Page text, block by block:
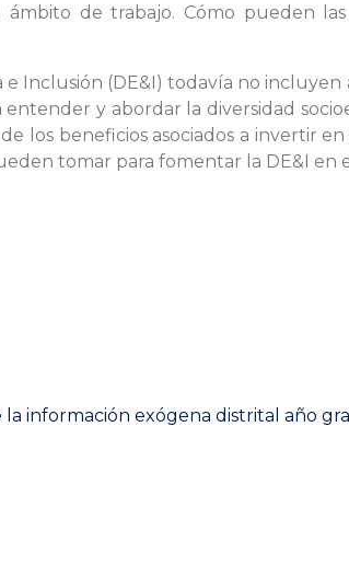
de trabajo​. Cómo pueden las
Inclusión (DE&I) todavía no incluyen
y abordar la diversidad
los beneficios asociados a invertir en
tomar para fomentar la DE&I en
la información exógena distrital año